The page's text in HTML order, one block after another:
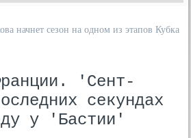
начнет сезон на одном из этапов Кубка
'Сент-
секундах
у 'Бастии'